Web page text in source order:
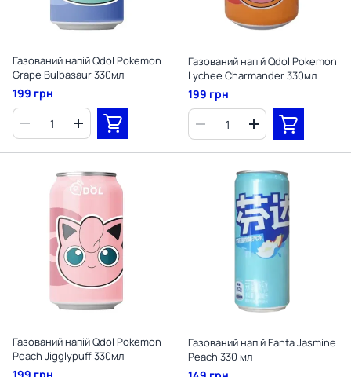
Газований напій Qdol Pokemon
Grape Bulbasaur 330мл
199 грн
Газований напій Qdol Pokemon
Lychee Charmander 330мл
199 грн
Газований напій Qdol Pokemon
Peach Jigglypuff 330мл
Газований напій Fanta Jasmine
Peach 330 мл